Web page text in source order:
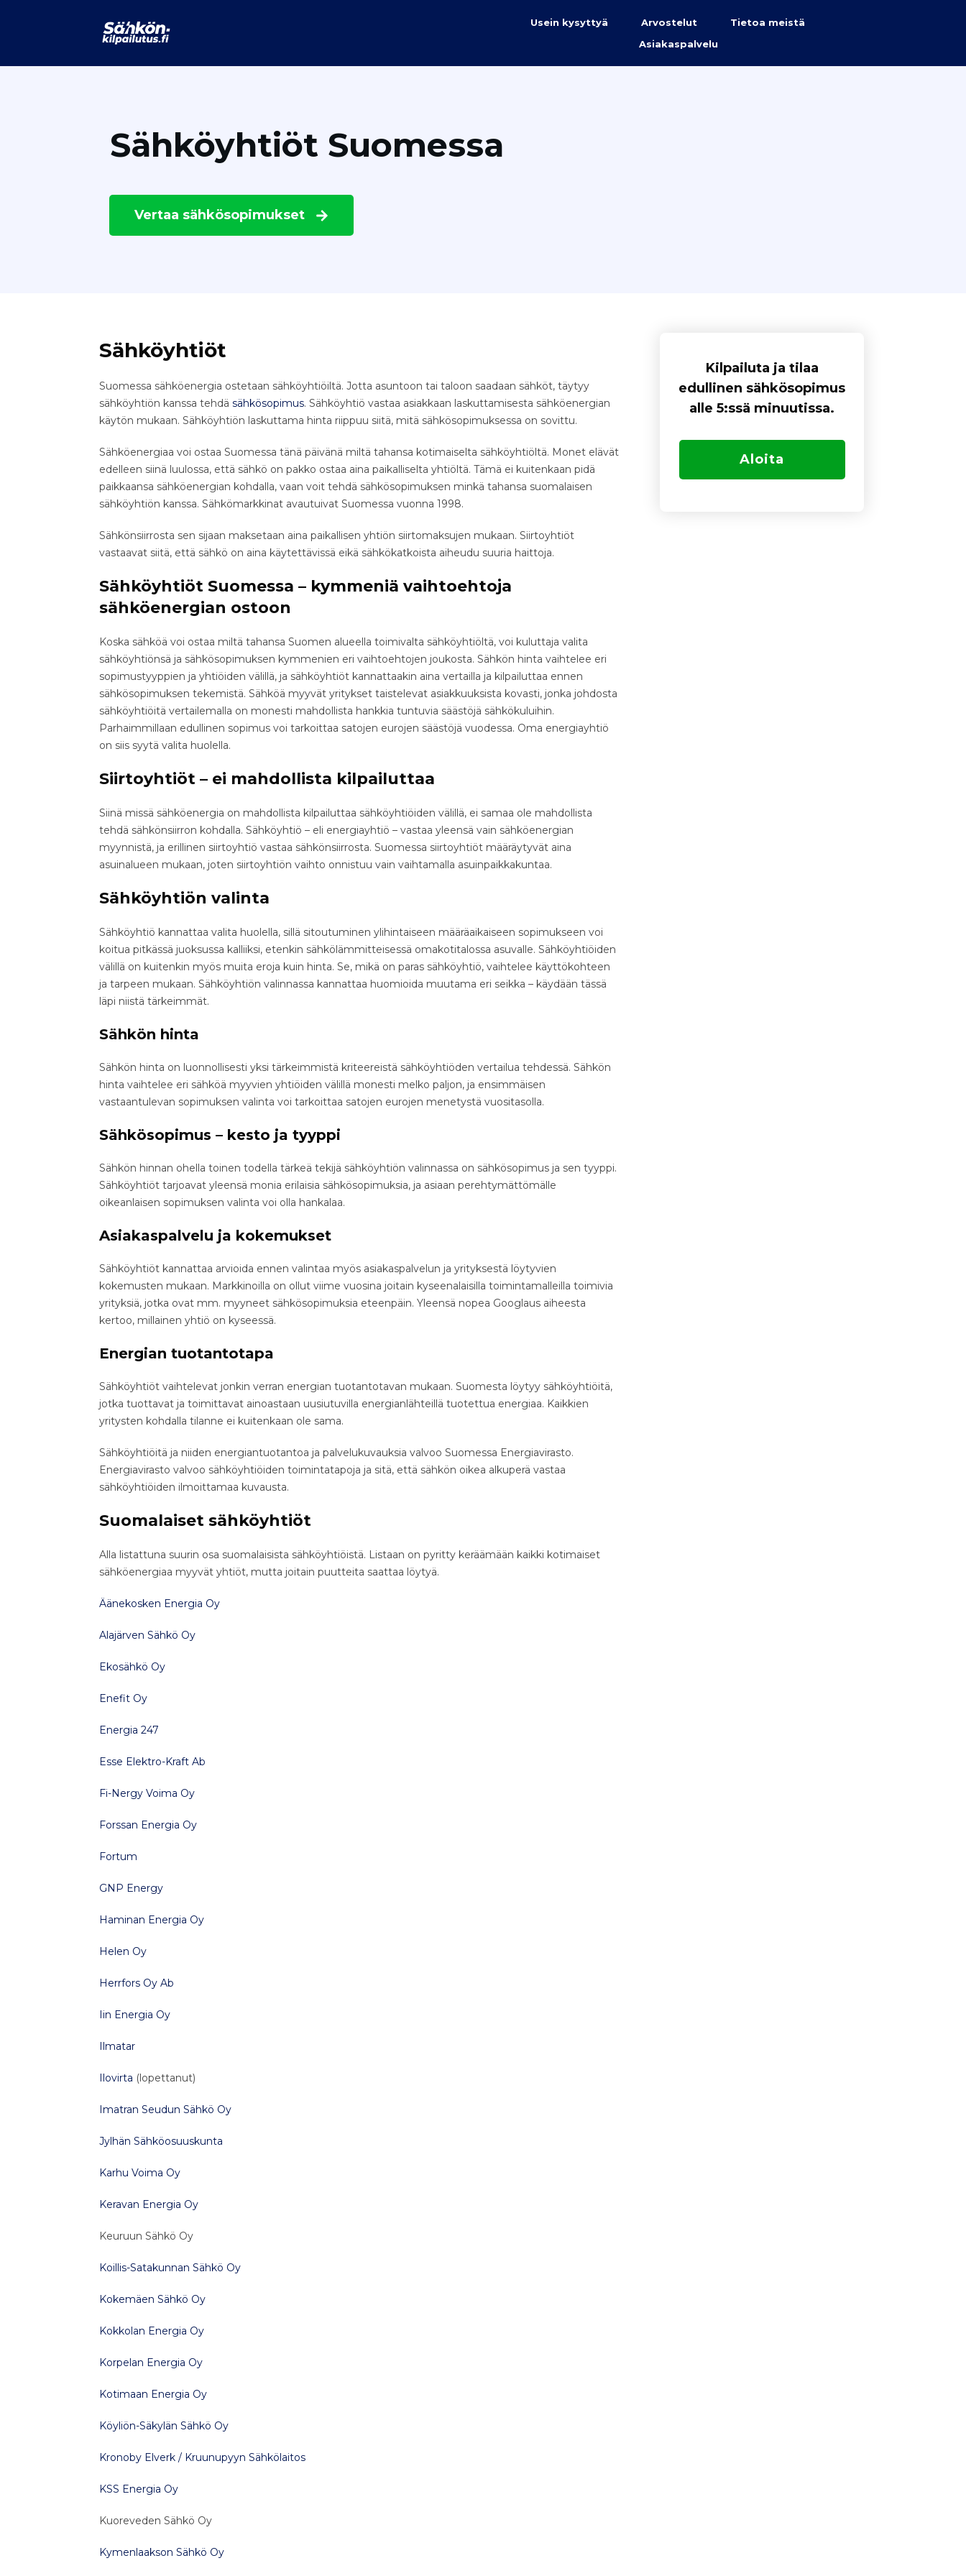
Usein kysyttyä Arvostelut
Tietoa meistä
Asiakaspalvelu
Sähköyhtiöt Suomessa
Vertaa sähkösopimukset
Sähköyhtiöt
Suomessa sähköenergia ostetaan sähköyhtiöiltä. Jotta asuntoon tai taloon saadaan sähköt, täytyy
sähköyhtiön kanssa tehdä sähkösopimus. Sähköyhtiö vastaa asiakkaan laskuttamisesta sähköenergian
käytön mukaan. Sähköyhtiön laskuttama hinta riippuu siitä, mitä sähkösopimuksessa on sovittu.
Sähköenergiaa voi ostaa Suomessa tänä päivänä miltä tahansa kotimaiselta sähköyhtiöltä. Monet elävät
edelleen siinä luulossa, että sähkö on pakko ostaa aina paikalliselta yhtiöltä. Tämä ei kuitenkaan pidä
paikkaansa sähköenergian kohdalla, vaan voit tehdä sähkösopimuksen minkä tahansa suomalaisen
sähköyhtiön kanssa. Sähkömarkkinat avautuivat Suomessa vuonna 1998.
Sähkönsiirrosta sen sijaan maksetaan aina paikallisen yhtiön siirtomaksujen mukaan. Siirtoyhtiöt
vastaavat siitä, että sähkö on aina käytettävissä eikä sähkökatkoista aiheudu suuria haittoja.
Sähköyhtiöt Suomessa – kymmeniä vaihtoehtoja
sähköenergian ostoon
Koska sähköä voi ostaa miltä tahansa Suomen alueella toimivalta sähköyhtiöltä, voi kuluttaja valita
sähköyhtiönsä ja sähkösopimuksen kymmenien eri vaihtoehtojen joukosta. Sähkön hinta vaihtelee eri
sopimustyyppien ja yhtiöiden välillä, ja sähköyhtiöt kannattaakin aina vertailla ja kilpailuttaa ennen
sähkösopimuksen tekemistä. Sähköä myyvät yritykset taistelevat asiakkuuksista kovasti, jonka johdosta
sähköyhtiöitä vertailemalla on monesti mahdollista hankkia tuntuvia säästöjä sähkökuluihin.
Parhaimmillaan edullinen sopimus voi tarkoittaa satojen eurojen säästöjä vuodessa. Oma energiayhtiö
on siis syytä valita huolella.
Siirtoyhtiöt – ei mahdollista kilpailuttaa
Siinä missä sähköenergia on mahdollista kilpailuttaa sähköyhtiöiden välillä, ei samaa ole mahdollista
tehdä sähkönsiirron kohdalla. Sähköyhtiö – eli energiayhtiö – vastaa yleensä vain sähköenergian
myynnistä, ja erillinen siirtoyhtiö vastaa sähkönsiirrosta. Suomessa siirtoyhtiöt määräytyvät aina
asuinalueen mukaan, joten siirtoyhtiön vaihto onnistuu vain vaihtamalla asuinpaikkakuntaa.
Sähköyhtiön valinta
Sähköyhtiö kannattaa valita huolella, sillä sitoutuminen ylihintaiseen määräaikaiseen sopimukseen voi
koitua pitkässä juoksussa kalliiksi, etenkin sähkölämmitteisessä omakotitalossa asuvalle. Sähköyhtiöiden
välillä on kuitenkin myös muita eroja kuin hinta. Se, mikä on paras sähköyhtiö, vaihtelee käyttökohteen
ja tarpeen mukaan. Sähköyhtiön valinnassa kannattaa huomioida muutama eri seikka – käydään tässä
läpi niistä tärkeimmät.
Sähkön hinta
Sähkön hinta on luonnollisesti yksi tärkeimmistä kriteereistä sähköyhtiöden vertailua tehdessä. Sähkön
hinta vaihtelee eri sähköä myyvien yhtiöiden välillä monesti melko paljon, ja ensimmäisen
vastaantulevan sopimuksen valinta voi tarkoittaa satojen eurojen menetystä vuositasolla.
Sähkösopimus – kesto ja tyyppi
Sähkön hinnan ohella toinen todella tärkeä tekijä sähköyhtiön valinnassa on sähkösopimus ja sen tyyppi.
Sähköyhtiöt tarjoavat yleensä monia erilaisia sähkösopimuksia, ja asiaan perehtymättömälle
oikeanlaisen sopimuksen valinta voi olla hankalaa.
Asiakaspalvelu ja kokemukset
Sähköyhtiöt kannattaa arvioida ennen valintaa myös asiakaspalvelun ja yrityksestä löytyvien
kokemusten mukaan. Markkinoilla on ollut viime vuosina joitain kyseenalaisilla toimintamalleilla toimivia
yrityksiä, jotka ovat mm. myyneet sähkösopimuksia eteenpäin. Yleensä nopea Googlaus aiheesta
kertoo, millainen yhtiö on kyseessä.
Energian tuotantotapa
Sähköyhtiöt vaihtelevat jonkin verran energian tuotantotavan mukaan. Suomesta löytyy sähköyhtiöitä,
jotka tuottavat ja toimittavat ainoastaan uusiutuvilla energianlähteillä tuotettua energiaa. Kaikkien
yritysten kohdalla tilanne ei kuitenkaan ole sama.
Sähköyhtiöitä ja niiden energiantuotantoa ja palvelukuvauksia valvoo Suomessa Energiavirasto.
Energiavirasto valvoo sähköyhtiöiden toimintatapoja ja sitä, että sähkön oikea alkuperä vastaa
sähköyhtiöiden ilmoittamaa kuvausta.
Suomalaiset sähköyhtiöt
Alla listattuna suurin osa suomalaisista sähköyhtiöistä. Listaan on pyritty keräämään kaikki kotimaiset
sähköenergiaa myyvät yhtiöt, mutta joitain puutteita saattaa löytyä.
Äänekosken Energia Oy
Alajärven Sähkö Oy
Ekosähkö Oy
Enefit Oy
Energia 247
Esse Elektro-Kraft Ab
Fi-Nergy Voima Oy
Forssan Energia Oy
Fortum
GNP Energy
Haminan Energia Oy
Helen Oy
Herrfors Oy Ab
Iin Energia Oy
Ilmatar
Ilovirta (lopettanut)
Imatran Seudun Sähkö Oy
Jylhän Sähköosuuskunta
Karhu Voima Oy
Keravan Energia Oy
Keuruun Sähkö Oy
Koillis-Satakunnan Sähkö Oy
Kokemäen Sähkö Oy
Kokkolan Energia Oy
Korpelan Energia Oy
Kotimaan Energia Oy
Köyliön-Säkylän Sähkö Oy
Kronoby Elverk / Kruunupyyn Sähkölaitos
KSS Energia Oy
Kuoreveden Sähkö Oy
Kymenlaakson Sähkö Oy
Kilpailuta ja tilaa
edullinen sähkösopimus
alle 5:ssä minuutissa.
Aloita